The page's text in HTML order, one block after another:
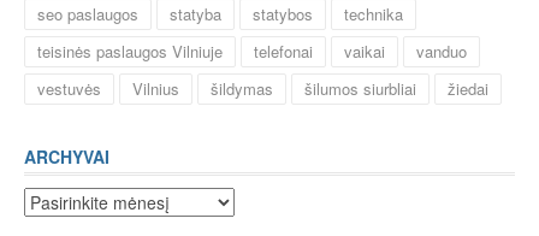
seo paslaugos
statyba statybos
technika
teisinės paslaugos Vilniuje
telefonai vaikai
vanduo
vestuvės
Vilnius šildymas šilumos siurbliai žiedai
ARCHYVAI
Archyvai